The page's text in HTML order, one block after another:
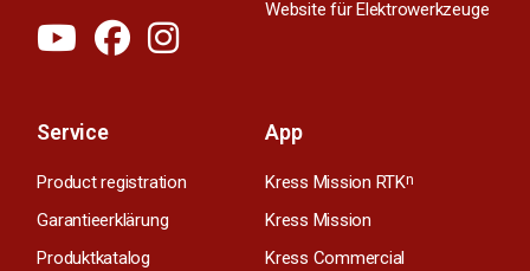
Website für Elektrowerkzeuge
Service
Product registration
Garantieerklärung
Produktkatalog
App
Kress Mission RTKn
Kress Mission
Kress Commercial